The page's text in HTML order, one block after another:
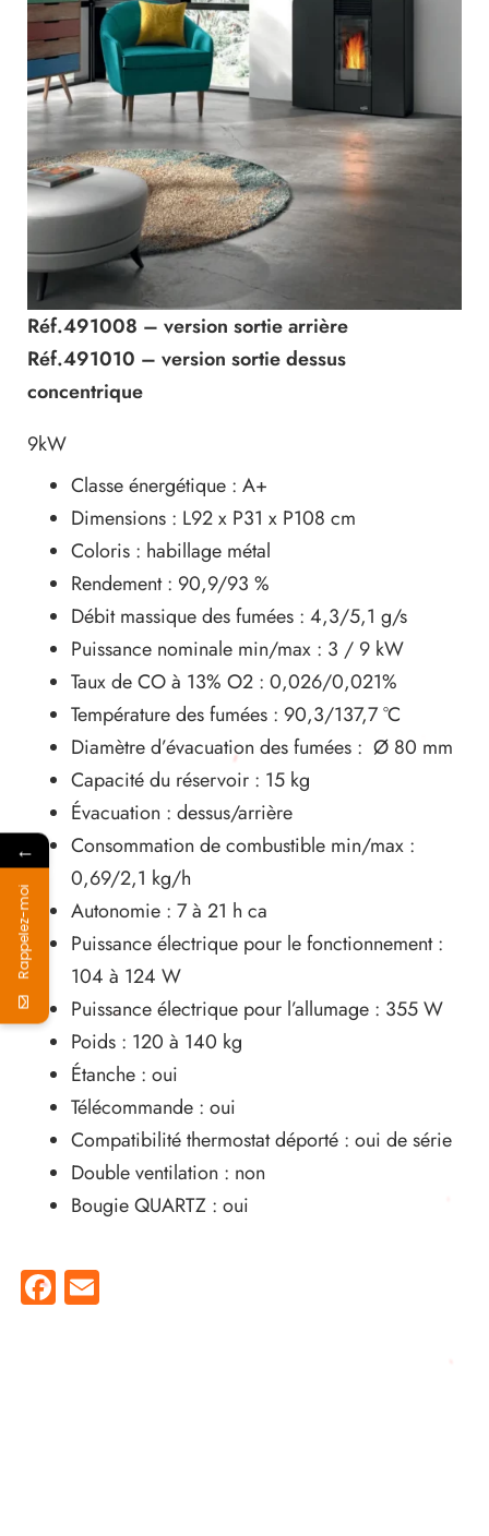
Réf.491008 – version sortie arrière
Réf.491010 – version sortie dessus
concentrique
9kW
Classe énergétique : A+
Dimensions : L92 x P31 x P108 cm
Coloris : habillage métal
Rendement : 90,9/93 %
Débit massique des fumées : 4,3/5,1 g/s
Puissance nominale min/max : 3 / 9 kW
Taux de CO à 13% O2 : 0,026/0,021%
Température des fumées : 90,3/137,7 °C
Diamètre d’évacuation des fumées : Ø 80 mm
Capacité du réservoir : 15 kg
Évacuation : dessus/arrière
Consommation de combustible min/max :
0,69/2,1 kg/h
Autonomie : 7 à 21 h ca
Puissance électrique pour le fonctionnement :
104 à 124 W
Puissance électrique pour l’allumage : 355 W
Poids : 120 à 140 kg
Étanche : oui
Télécommande : oui
Compatibilité thermostat déporté : oui de série
Double ventilation : non
Bougie QUARTZ : oui
Facebook
←
Rappelez-moi